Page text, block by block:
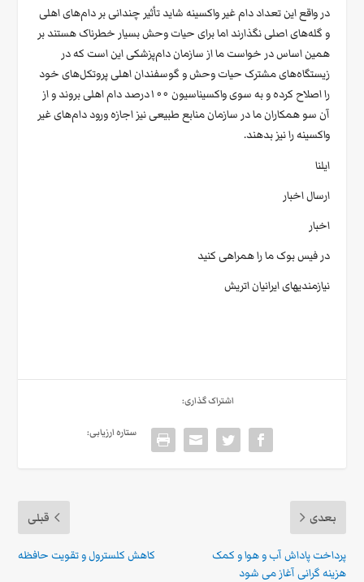
در واقع این تعداد دام غیر واکسینه شاید تأثیر چندانی بر دام‌های اهلی
و گله‌های اصلی نگذارند اما برای حیات وحش بسیار خطرناک هستند بر
همین اساس در خواست ما از سازمان دام‌پزشکی این است که در
زیستگاه‌های مشترک حیات وحش و گوسفندان اهلی پروتکل‌های خود
را اصلاح کرده و به سوی واکسیناسیون ۱۰۰درصد دام اهلی بروند و از
آن سو همکاران ما در سازمان منابع طبیعی نیز اجازه ورود دام‌های غیر
واکسینه را نیز بدهند.
ایلنا
ارسال اخبار
اخبار
در فیس بوک ما را همراهی کنید
نیازمندیهای ایرانیان اتریش
اشتراک گذاری:
ستاره ارزیابی:
قبلی
کاهش کلسترول و تقویت حافظه
بعدی
پرداخت پاداش آب و هوا و کمک
هزینه گرانی آغاز می شود